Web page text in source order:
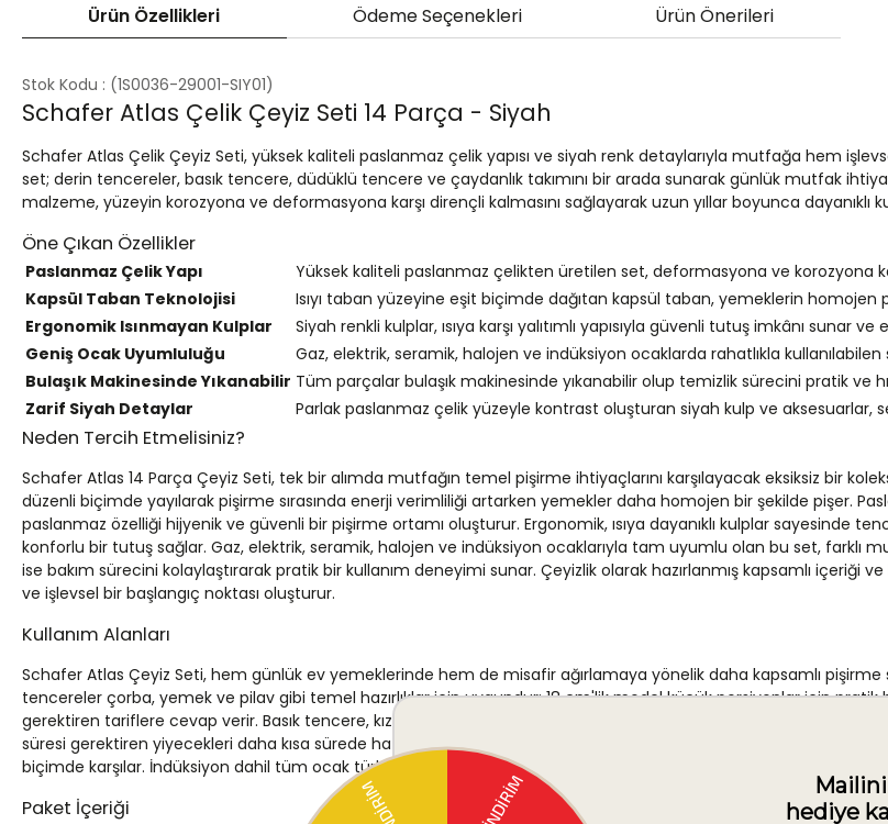
Ürün Özellikleri Ödeme Seçenekleri Ürün Önerileri
Stok Kodu (1S0036-29001-SIY01)
Schafer Atlas Çelik Çeyiz Seti 14 Parça - Siyah
Schafer Atlas Çelik Çeyiz Seti, yüksek kaliteli paslanmaz çelik yapısı ve siyah renk detaylarıyla mutfağa hem
set; derin tencereler, basık tencere, düdüklü tencere ve çaydanlık takımını bir arada sunarak günlük mutfak
malzeme, yüzeyin korozyona ve deformasyona karşı dirençli kalmasını sağlayarak uzun yıllar boyunca dayanıklı
Öne Çıkan Özellikler
Paslanmaz Çelik Yapı
Yüksek kaliteli paslanmaz çelikten üretilen set, deformasyona ve korozyona
Kapsül Taban Teknolojisi
Isıyı taban yüzeyine eşit biçimde dağıtan kapsül taban, yemeklerin
Ergonomik Isınmayan Kulplar
Siyah renkli kulplar, ısıya karşı yalıtımlı yapısıyla güvenli tutuş imkânı sunar
Geniş Ocak Uyumluluğu
Gaz, elektrik, seramik, halojen ve indüksiyon ocaklarda rahatlıkla
Bulaşık Makinesinde Yıkanabilir Tüm parçalar bulaşık makinesinde yıkanabilir olup temizlik sürecini pratik ve
Zarif Siyah Detaylar
Parlak paslanmaz çelik yüzeyle kontrast oluşturan siyah kulp ve aksesuarlar,
Neden Tercih Etmelisiniz?
Schafer Atlas 14 Parça Çeyiz Seti, tek bir alımda mutfağın temel pişirme ihtiyaçlarını karşılayacak eksiksiz bir
düzenli biçimde yayılarak pişirme sırasında enerji verimliliği artarken yemekler daha homojen bir şekilde pişer.
paslanmaz özelliği hijyenik ve güvenli bir pişirme ortamı oluşturur. Ergonomik, ısıya dayanıklı kulplar sayesinde
konforlu bir tutuş sağlar. Gaz, elektrik, seramik, halojen ve indüksiyon ocaklarıyla tam uyumlu olan bu set, farklı
ise bakım sürecini kolaylaştırarak pratik bir kullanım deneyimi sunar. Çeyizlik olarak hazırlanmış kapsamlı
ve işlevsel bir başlangıç noktası oluşturur.
Kullanım Alanları
Schafer Atlas Çeyiz Seti, hem günlük ev yemeklerinde hem de misafir ağırlamaya yönelik daha kapsamlı pişirme
tencereler çorba, yemek ve pilav gibi temel hazırlıklar için uygundur; 18 cm'lik model küçük porsiyonlar için
gerektiren tariflere cevap verir. Basık tencere, kızartma ve sote gibi pişirme yöntemleri için geniş taban alanıyla
süresi gerektiren yiyecekleri daha kısa sürede hazırlamaya imkân tanır; bu sayede hem zaman hem de enerji
biçimde karşılar. İndüksiyon dahil tüm ocak türleriyle uyumlu olması, seti geniş bir kullanıcı kitlesine uygun hale
Paket İçeriği